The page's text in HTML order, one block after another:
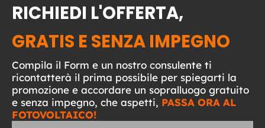
RICHIEDI L'OFFERTA,
GRATIS E SENZA IMPEGNO
Compila il Form e un nostro consulente ti
ricontatterà il prima possibile per spiegarti la
promozione e accordare un sopralluogo gratuito
e senza impegno, che aspetti, PASSA ORA AL
FOTOVOLTAICO!